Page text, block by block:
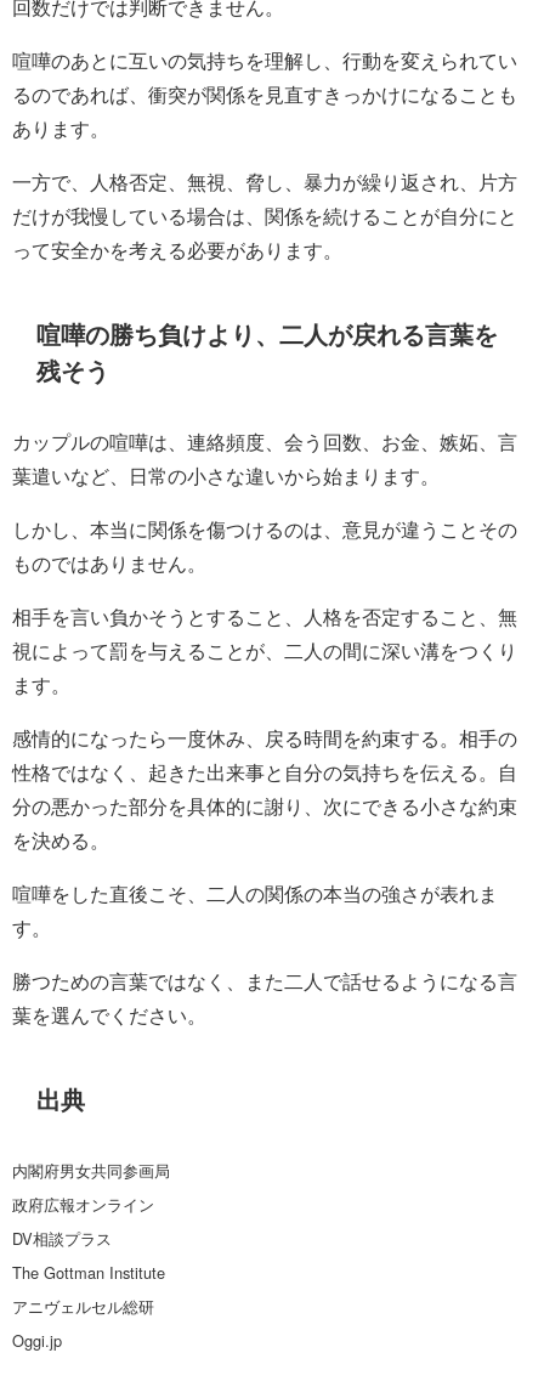
回数だけでは判断できません。
喧嘩のあとに互いの気持ちを理解し、行動を変えられてい
るのであれば、衝突が関係を見直すきっかけになることも
あります。
一方で、人格否定、無視、脅し、暴力が繰り返され、片方
だけが我慢している場合は、関係を続けることが自分にと
って安全かを考える必要があります。
喧嘩の勝ち負けより、二人が戻れる言葉を
残そう
カップルの喧嘩は、連絡頻度、会う回数、お金、嫉妬、言
葉遣いなど、日常の小さな違いから始まります。
しかし、本当に関係を傷つけるのは、意見が違うことその
ものではありません。
相手を言い負かそうとすること、人格を否定すること、無
視によって罰を与えることが、二人の間に深い溝をつくり
ます。
感情的になったら一度休み、戻る時間を約束する。相手の
性格ではなく、起きた出来事と自分の気持ちを伝える。自
分の悪かった部分を具体的に謝り、次にできる小さな約束
を決める。
喧嘩をした直後こそ、二人の関係の本当の強さが表れま
す。
勝つための言葉ではなく、また二人で話せるようになる言
葉を選んでください。
出典
内閣府男女共同参画局
政府広報オンライン
DV相談プラス
The Gottman Institute
アニヴェルセル総研
Oggi.jp